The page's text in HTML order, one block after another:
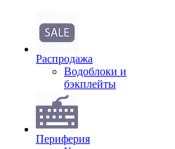
Распродажа
Водоблоки и
бэкплейты
Периферия